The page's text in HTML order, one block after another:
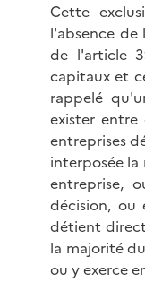
Cette
l'absence de
de l'article
capitaux et
rappelé
exister entre
entreprises
interposée
entreprise,
décision, ou
détient
la majorité
ou y exerce